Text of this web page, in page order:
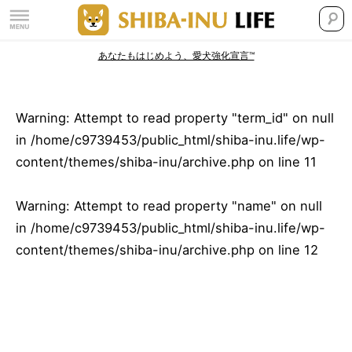
あなたもはじめよう、愛犬強化宣言™
Warning: Attempt to read property "term_id" on null
in /home/c9739453/public_html/shiba-inu.life/wp-
content/themes/shiba-inu/archive.php on line 11
Warning: Attempt to read property "name" on null
in /home/c9739453/public_html/shiba-inu.life/wp-
content/themes/shiba-inu/archive.php on line 12